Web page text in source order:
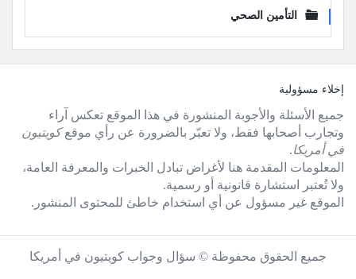
التأمين الصحي
الفوترإخلاء مسؤولية
جميع الأسئلة والأجوبة المنشورة في هذا الموقع تعكس آراء
وتجارب أصحابها فقط، ولا تعبّر بالضرورة عن رأي موقعكويتيون
في أمريكا.
المعلومات المقدمة هنا لأغراض تبادل الخبرات والمعرفة العامة،
ولا تُعتبر استشارة قانونية أو رسمية.
الموقع غير مسؤول عن أي استخدام خاطئ للمحتوى المنشور.
جميع الحقوق محفوظة © سؤال وجواب كويتيون في أمريكا